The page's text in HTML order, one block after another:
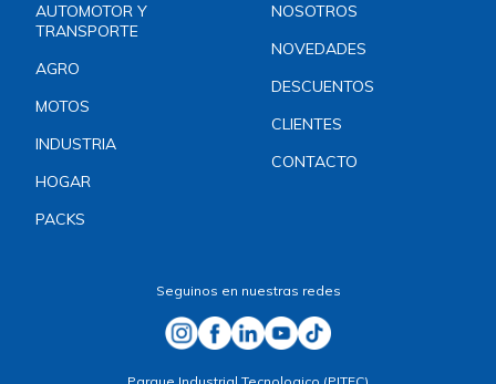
AUTOMOTOR Y
TRANSPORTE
AGRO
MOTOS
INDUSTRIA
HOGAR
PACKS
NOSOTROS
NOVEDADES
DESCUENTOS
CLIENTES
CONTACTO
Seguinos en nuestras redes